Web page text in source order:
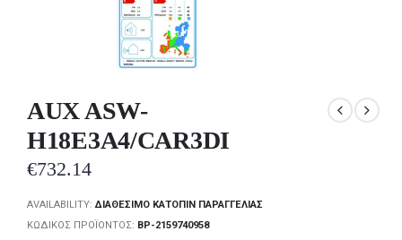
AUX ASW-
H18E3A4/CAR3DI
€732.14
AVAILABILITY:ΔΙΑΘΈΣΙΜΟ ΚΑΤΌΠΙΝ ΠΑΡΑΓΓΕΛΊΑΣ
ΚΩΔΙΚΌΣ ΠΡΟΪΌΝΤΟΣ: BP-2159740958